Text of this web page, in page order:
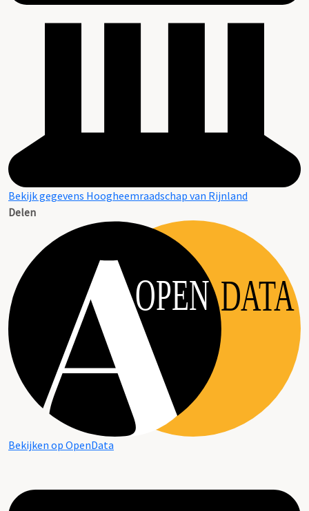
Bekijk gegevens Hoogheemraadschap van Rijnland
Delen
OPEN DATA
Bekijken op OpenData